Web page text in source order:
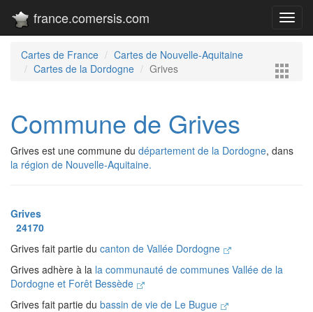
france.comersis.com
Cartes de France
Cartes de Nouvelle-Aquitaine
Cartes de la Dordogne
Grives
Commune de Grives
Grives est une commune du département de la Dordogne, dans
la région de Nouvelle-Aquitaine.
Grives
24170
Grives fait partie du canton de Vallée Dordogne
Grives adhère à la la communauté de communes Vallée de la
Dordogne et Forêt Bessède
Grives fait partie du bassin de vie de Le Bugue